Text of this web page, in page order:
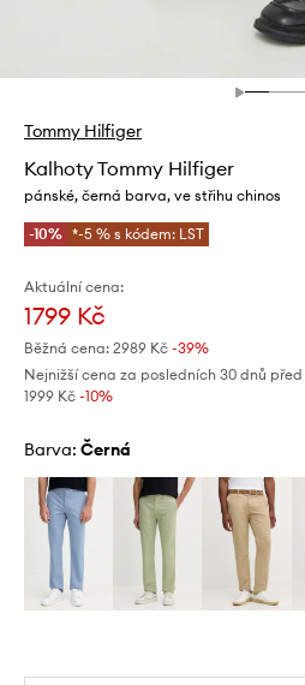
Tommy Hilfiger
Kalhoty Tommy Hilfiger
pánské, černá barva, ve střihu chinos
-10% *-5 % s kódem: LST
Aktuální cena:
1799 Kč
Běžná cena: 2989 Kč -39%
Nejnižší cena za posledních 30 dnů
1999 Kč -10%
Barva: černá